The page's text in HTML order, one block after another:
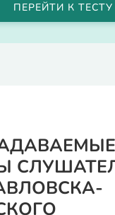
ПЕРЕЙТИ К ТЕСТУ